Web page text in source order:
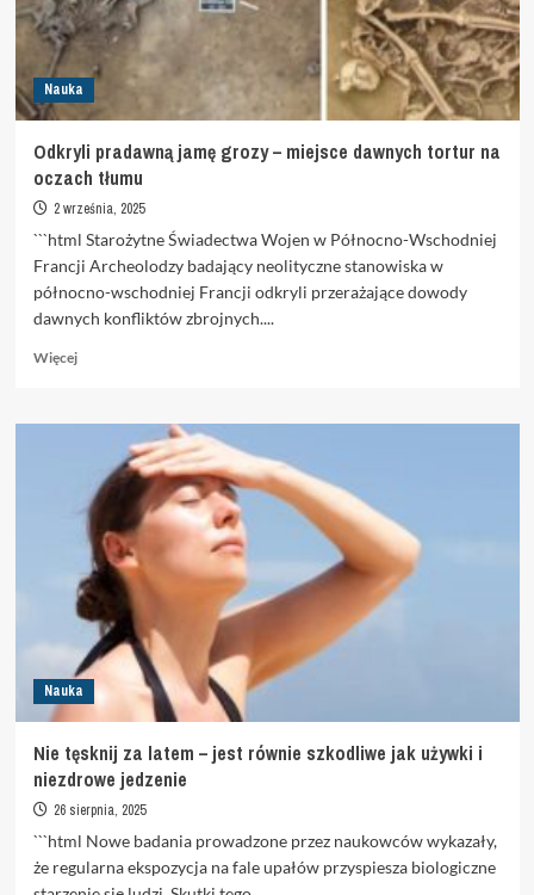
Nauka
Odkryli pradawną jamę grozy – miejsce dawnych tortur na
oczach tłumu
2 września, 2025
```html Starożytne Świadectwa Wojen w Północno-Wschodniej
Francji Archeolodzy badający neolityczne stanowiska w
północno-wschodniej Francji odkryli przerażające dowody
dawnych konfliktów zbrojnych....
WięcejDowiedz
o
pradawną
jamę
grozy
miejsce
dawnych
tortur
na
oczach
tłumu
Nauka
Nie tęsknij za latem – jest równie szkodliwe jak używki i
niezdrowe jedzenie
26 sierpnia, 2025
```html Nowe badania prowadzone przez naukowców wykazały,
że regularna ekspozycja na fale upałów przyspiesza biologiczne